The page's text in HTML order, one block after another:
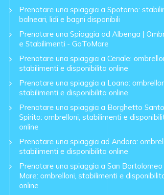
Prenotare una spiaggia a Spotorno:
balneari, lidi e bagni disponibili
Prenotare una Spiaggia ad Albenga |
e Stabilimenti - GoToMare
Prenotare una spiaggia a Ceriale:
stabilimenti e disponibilita online
Prenotare una spiaggia a Loano:
stabilimenti e disponibilita online
Prenotare una spiaggia a Borghetto Santo
Spirito: ombrelloni, stabilimenti e
online
Prenotare una spiaggia ad Andora:
stabilimenti e disponibilita online
Prenotare una spiaggia a San Bartolomeo
Mare: ombrelloni, stabilimenti e
online